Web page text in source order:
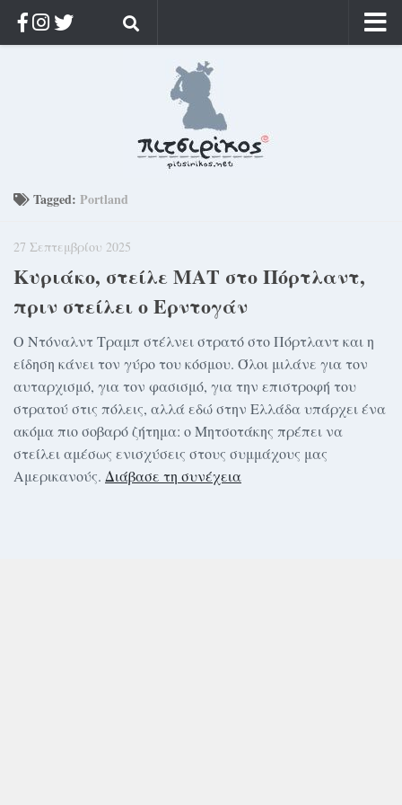
Ρίζα & Διάρκεια
Διαφήμιση
Γίνετε συνδρομητής
Μόνο για συνδρομητές
Log in
Tagged: Portland
27 Σεπτεμβρίου 2025
Κυριάκο, στείλε ΜΑΤ στο Πόρτλαντ,
πριν στείλει ο Ερντογάν
Ο Ντόναλντ Τραμπ στέλνει στρατό στο Πόρτλαντ και η
είδηση κάνει τον γύρο του κόσμου. Όλοι μιλάνε για τον
αυταρχισμό, για τον φασισμό, για την επιστροφή του
στρατού στις πόλεις, αλλά εδώ στην Ελλάδα υπάρχει ένα
ακόμα πιο σοβαρό ζήτημα: ο Μητσοτάκης πρέπει να
στείλει αμέσως ενισχύσεις στους συμμάχους μας
Αμερικανούς. Διάβασε τη συνέχεια